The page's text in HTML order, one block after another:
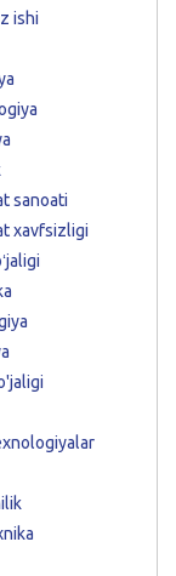
ishi
sanoati
xavfsizligi